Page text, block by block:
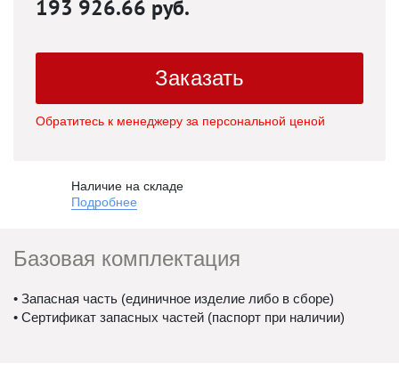
193 926.66 руб.
Заказать
Обратитесь к менеджеру за персональной ценой
Наличие на складе
Подробнее
Базовая комплектация
• Запасная часть (единичное изделие либо в сборе)
• Сертификат запасных частей (паспорт при наличии)